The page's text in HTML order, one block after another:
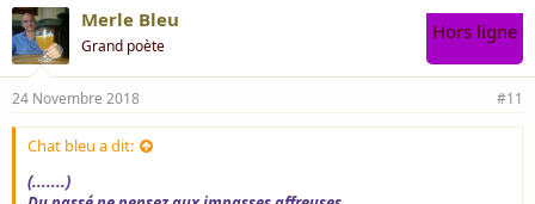
Merle Bleu
Grand poète
Hors ligne
24 Novembre 2018 #11
Chat bleu a dit:
(.......)